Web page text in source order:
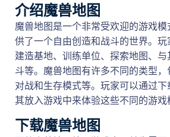
介绍魔兽地图
魔兽地图是一个非常受欢迎的游戏
供了一个自由创造和战斗的世界。玩
建造基地、训练单位、探索地图、
斗等。魔兽地图有许多不同的类型
对战和生存模式等。玩家可以通过
其放入游戏中来体验这些不同的游戏
下载魔兽地图